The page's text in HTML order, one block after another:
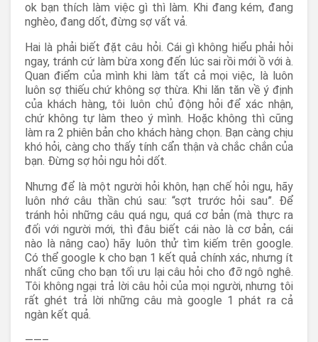
ok bạn thích làm việc gì thì làm. Khi đang kém, đang
nghèo, đang dốt, đừng sợ vất vả.
Hai là phải biết đặt câu hỏi. Cái gì không hiểu phải hỏi
ngay, tránh cứ làm bừa xong đến lúc sai rồi mới ồ với à.
Quan điểm của mình khi làm tất cả mọi việc, là luôn
luôn sợ thiếu chứ không sợ thừa. Khi lăn tăn về ý định
của khách hàng, tôi luôn chủ động hỏi để xác nhận,
chứ không tự làm theo ý mình. Hoặc không thì cũng
làm ra 2 phiên bản cho khách hàng chọn. Bạn càng chịu
khó hỏi, càng cho thấy tính cẩn thận và chắc chắn của
bạn. Đừng sợ hỏi ngu hỏi dốt.
Nhưng để là một người hỏi khôn, hạn chế hỏi ngu, hãy
luôn nhớ câu thần chú sau: “sợt trước hỏi sau”. Để
tránh hỏi những câu quá ngu, quá cơ bản (mà thực ra
đối với người mới, thì đâu biết cái nào là cơ bản, cái
nào là nâng cao) hãy luôn thử tìm kiếm trên google.
Có thể google k cho bạn 1 kết quả chính xác, nhưng ít
nhất cũng cho bạn tối ưu lại câu hỏi cho đỡ ngô nghê.
Tôi không ngại trả lời câu hỏi của mọi người, nhưng tôi
rất ghét trả lời những câu mà google 1 phát ra cả
ngàn kết quả.